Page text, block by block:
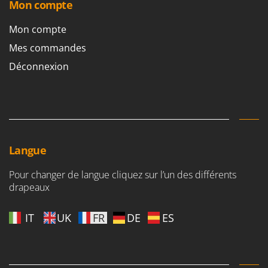
Mon compte
Mon compte
Mes commandes
Déconnexion
Langue
Pour changer de langue cliquez sur l’un des différents
drapeaux
IT UK FR DE ES